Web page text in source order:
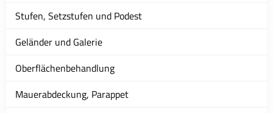
Stufen, Setzstufen und Podest
Geländer und Galerie
Oberflächenbehandlung
Mauerabdeckung, Parappet